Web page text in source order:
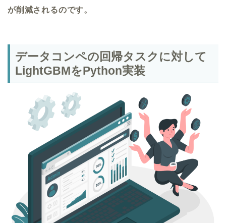
が削減されるのです。
データコンペの回帰タスクに対して
LightGBMをPython実装